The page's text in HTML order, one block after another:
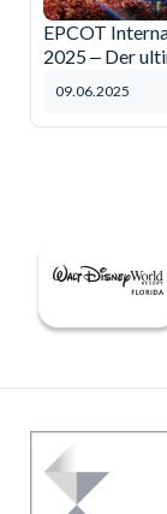
EPCOT
2025 ‒ Der
09.06.2025